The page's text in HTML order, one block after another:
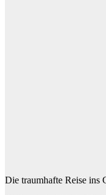
Die traumhafte Reise ins